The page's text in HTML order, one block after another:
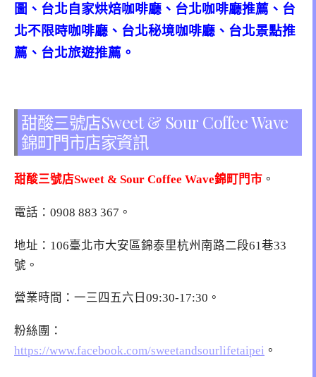
圖、台北自家烘焙咖啡廳、台北咖啡廳推薦、台
北不限時咖啡廳、台北秘境咖啡廳、台北景點推
薦、台北旅遊推薦。
甜酸三號店Sweet & Sour Coffee Wave
錦町門市店家資訊
甜酸三號店Sweet & Sour Coffee Wave錦町門市 。
電話：0908 883 367。
地址：106臺北市大安區錦泰里杭州南路二段61巷33
號。
營業時間：一三四五六日09:30-17:30。
粉絲團：
https://www.facebook.com/sweetandsourlifetaipei 。